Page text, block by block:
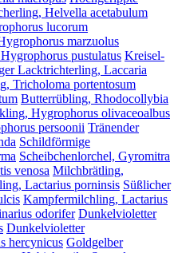
Helvella acetabulum
lucorum
marzuolus
pustulatus Kreisel-
Lacktrichterling, Laccaria
Tricholoma portentosum
Butterrübling, Rhodocollybia
Hygrophorus olivaceoalbus
persoonii Tränender
Schildförmige
Scheibchenlorchel, Gyromitra
venosa Milchbrätling,
Lactarius porninsis Süßlicher
Kampfermilchling, Lactarius
odorifer Dunkelvioletter
Dunkelvioletter
hercynicus Goldgelber